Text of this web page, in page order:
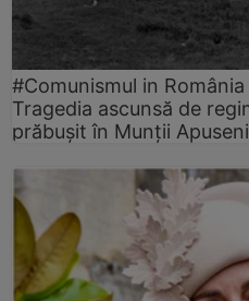
#Comunismul in România
Tragedia ascunsă de
prăbușit în Munții